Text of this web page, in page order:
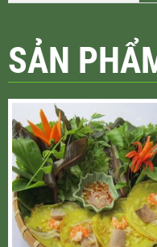
SẢN